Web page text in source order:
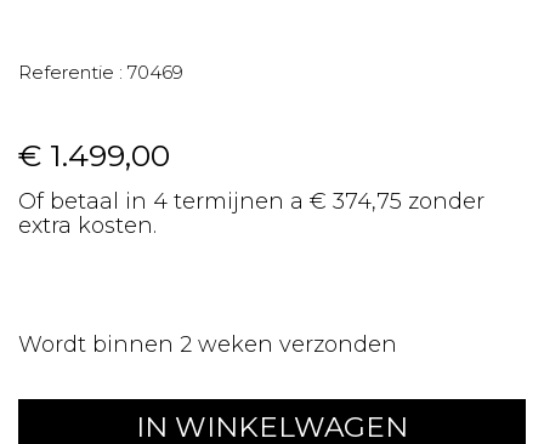
Referentie : 70469
€ 1.499,00
Of betaal in 4 termijnen a € 374,75 zonder
extra kosten.
Wordt binnen 2 weken verzonden
IN WINKELWAGEN